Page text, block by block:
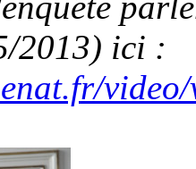
2013) ici :